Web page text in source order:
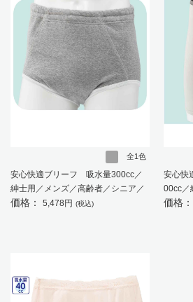
全1色
安心快適ブリーフ 吸水量300cc／
紳士用／メンズ／高齢者／シニア／
尿漏れ／失禁 【CF】
価格： 5,478円 (税込)
安心快
00cc／
ニア／
価格：